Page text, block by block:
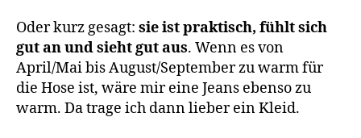
Oder kurz gesagt: sie ist praktisch, fühlt sich
gut an und sieht gut aus. Wenn es von
April/Mai bis August/September zu warm für
die Hose ist, wäre mir eine Jeans ebenso zu
warm. Da trage ich dann lieber ein Kleid.